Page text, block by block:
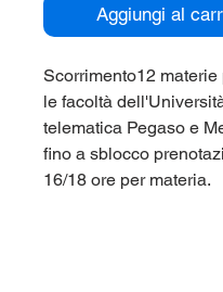
Aggiungi al
Scorrimento12 materie
le facoltà
telematica Pegaso e
fino a sblocco
16/18 ore per materia.